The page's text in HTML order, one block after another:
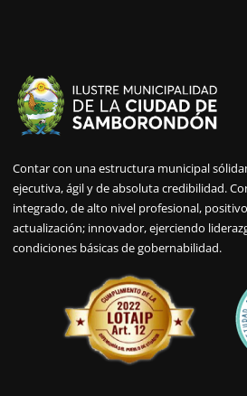
Contar con una estructura municipal
ejecutiva, ágil y de absoluta credibilidad.
integrado, de alto nivel profesional,
actualización; innovador, ejerciendo
condiciones básicas de gobernabilidad.